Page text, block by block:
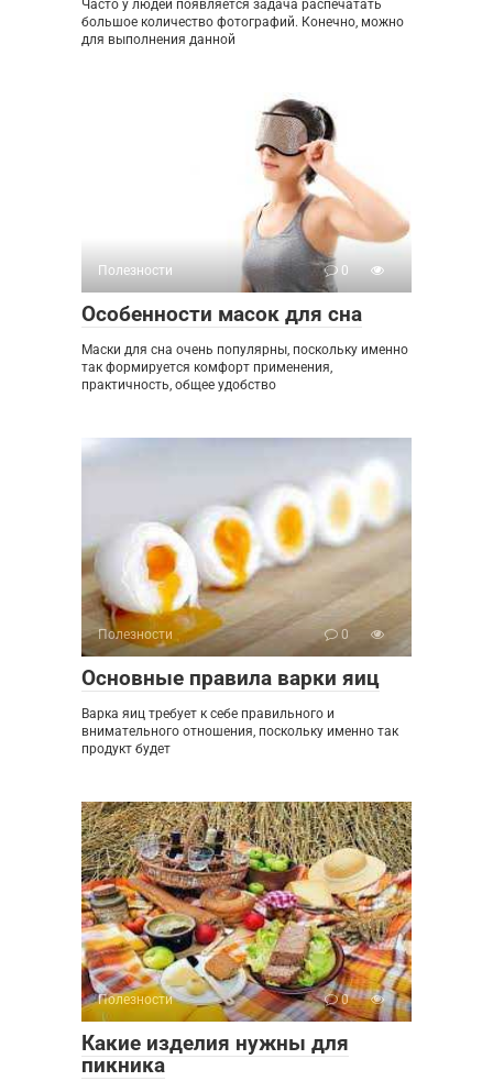
Часто у людей появляется задача распечатать
большое количество фотографий. Конечно, можно
для выполнения данной
Полезности 0
Особенности масок для сна
Маски для сна очень популярны, поскольку именно
так формируется комфорт применения,
практичность, общее удобство
Полезности 0
Основные правила варки яиц
Варка яиц требует к себе правильного и
внимательного отношения, поскольку именно так
продукт будет
Полезности 0
Какие изделия нужны для
пикника